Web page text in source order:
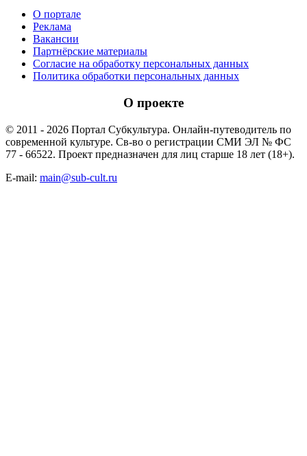
О портале
Реклама
Вакансии
Партнёрские материалы
Согласие на обработку персональных данных
Политика обработки персональных данных
О проекте
© 2011 - 2026 Портал Субкультура. Онлайн-путеводитель по
современной культуре. Св-во о регистрации СМИ ЭЛ № ФС
77 - 66522. Проект предназначен для лиц старше 18 лет (18+).
E-mail: main@sub-cult.ru